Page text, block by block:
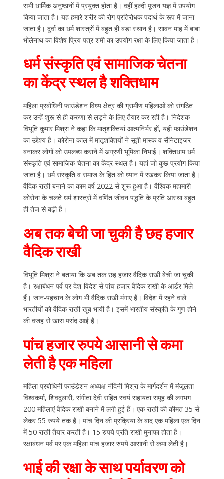
सभी धार्मिक अनुष्ठानों में प्रयुक्त होता है। वहीं हल्दी पूजन यज्ञ में उपयोग
किया जाता है। यह हमारे शरीर की रोग प्रतिरोधक पदार्थ के रूप में जाना
जाता है। दुर्वा का धर्म शास्त्रों में बहुत ही बड़ा स्थान है। सावन माह में बाबा
भोलेनाथ का विशेष प्रिय पत्र शमी का उपयोग रक्षा के लिए किया जाता है।
धर्म संस्कृति एवं सामाजिक चेतना
का केंद्र स्थल है शक्तिधाम
महिला प्रबोधिनी फाउंडेशन विध्य क्षेत्र की ग्रामीण महिलाओं को संगठित
कर उन्हें शुरू से ही करुणा से लड़ने के लिए तैयार कर रही है। निदेशक
विभूति कुमार मिश्रा ने कहा कि मातृशक्तियां आत्मनिर्भर हों, यही फाउंडेशन
का उद्देश्य है। कोरोना काल में मातृशक्तियों ने सूती मास्क व सैनिटाइजर
बनाकर लोगों को उपलब्ध कराने में अग्रणी भूमिका निभाई। शक्तिधाम धर्म
संस्कृति एवं सामाजिक चेतना का केंद्र स्थल है। यहां जो कुछ प्रयोग किया
जाता है। धर्म संस्कृति व समाज के हित को ध्यान में रखकर किया जाता है।
वैदिक राखी बनाने का काम वर्ष 2022 से शुरू हुआ है। वैश्विक महामारी
कोरोना के चलते धर्म शास्त्रों में वर्णित जीवन पद्धति के प्रति आस्था बहुत
ही तेज से बढ़ी है।
अब तक बेची जा चुकी है छह हजार
वैदिक राखी
विभूति मिश्रा ने बताया कि अब तक छह हजार वैदिक राखी बेची जा चुकी
है। रक्षाबंधन पर्व पर देश-विदेश से पांच हजार वैदिक राखी के आर्डर मिले
हैं। जान-पहचान के लोग भी वैदिक राखी मंगाए हैं। विदेश में रहने वाले
भारतीयों को वैदिक राखी खूब भायी है। इसमें भारतीय संस्कृति के गुण होने
की वजह से खास पसंद आई है।
पांच हजार रुपये आसानी से कमा
लेती है एक महिला
महिला प्रबोधिनी फाउंडेशन अध्यक्ष नंदिनी मिश्रा के मार्गदर्शन में मंजूलता
विश्वकर्मा, शिवदुलारी, संगीता देवी सहित स्वयं सहायता समूह की लगभग
200 महिलाएं वैदिक राखी बनाने में लगी हुई हैं। एक राखी की कीमत 35 से
लेकर 55 रुपये तक है। पांच दिन की प्रक्रिया के बाद एक महिला एक दिन
में 50 राखी तैयार करती है। 15 रुपये प्रति राखी मुनाफा होता है।
रक्षाबंधन पर्व पर एक महिला पांच हजार रुपये आसानी से कमा लेती है।
भाई की रक्षा के साथ पर्यावरण को